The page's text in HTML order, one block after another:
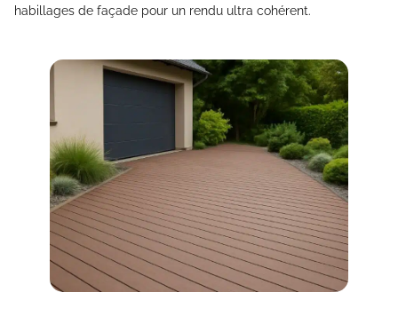
habillages de façade pour un rendu ultra cohérent.